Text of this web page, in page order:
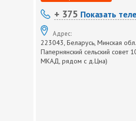
+ 375 Показать
Адрес:
223043, Беларусь, Минская
Папернянский сельский совет
МКАД, рядом с д.Цна)